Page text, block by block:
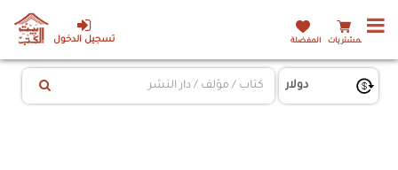
تسجيل الدخول المشتريات المفضلة